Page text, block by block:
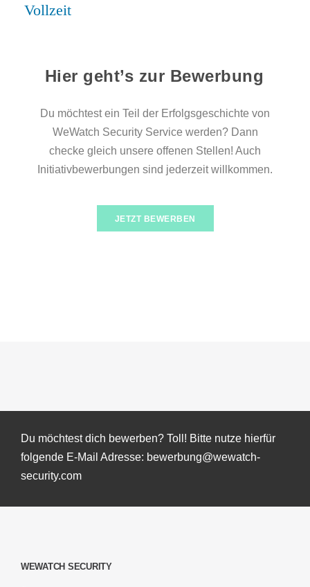
Vollzeit
Hier geht’s zur Bewerbung
Du möchtest ein Teil der Erfolgsgeschichte von
WeWatch Security Service werden? Dann
checke gleich unsere offenen Stellen! Auch
Initiativbewerbungen sind jederzeit willkommen.
JETZT BEWERBEN
Du möchtest dich bewerben? Toll! Bitte nutze hierfür
folgende E-Mail Adresse: bewerbung@wewatch-
security.com
WEWATCH SECURITY